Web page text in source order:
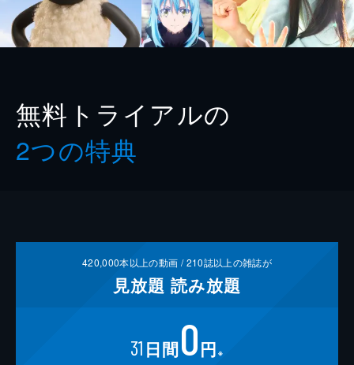
無料トライアルの
2つの特典
420,000本以上の動画 /210誌以上の雑誌が
見放題 読み放題
31 日間0円 ※